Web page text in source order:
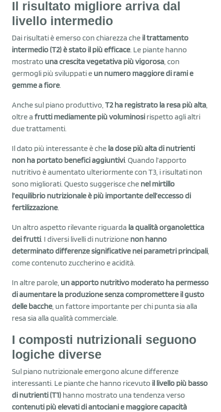
Il risultato migliore arriva dal
livello intermedio
Dai risultati è emerso con chiarezza che il trattamento
intermedio (T2) è stato il più efficace. Le piante hanno
mostrato una crescita vegetativa più vigorosa , con
germogli più sviluppati e un numero maggiore di rami e
gemme a fiore.
Anche sul piano produttivo, T2 ha registrato la resa più alta
oltre a frutti mediamente più voluminosi rispetto agli altri
due trattamenti.
Il dato più interessante è che la dose più alta di nutrienti
non ha portato benefici aggiuntivi. Quando l’apporto
nutritivo è aumentato ulteriormente con T3, i risultati non
sono migliorati. Questo suggerisce che nel mirtillo
l’equilibrio nutrizionale è più importante dell’eccesso di
fertilizzazione.
Un altro aspetto rilevante riguarda la qualità organolettica
dei frutti. I diversi livelli di nutrizione non hanno
determinato differenze significative nei parametri principali
come contenuto zuccherino e acidità.
In altre parole, un apporto nutritivo moderato ha permesso
di aumentare la produzione senza compromettere il gusto
delle bacche , un fattore importante per chi punta sia alla
resa sia alla qualità commerciale.
I composti nutrizionali seguono
logiche diverse
Sul piano nutrizionale emergono alcune differenze
interessanti. Le piante che hanno ricevuto il livello più basso
di nutrienti (T1) hanno mostrato una tendenza verso
contenuti più elevati di antociani e maggiore capacità